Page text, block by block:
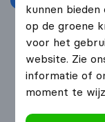
4.3
kunnen
op de groene
voor het
website. Zie
informatie of
moment te